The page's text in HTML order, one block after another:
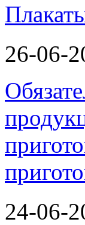
26-06-
24-06-